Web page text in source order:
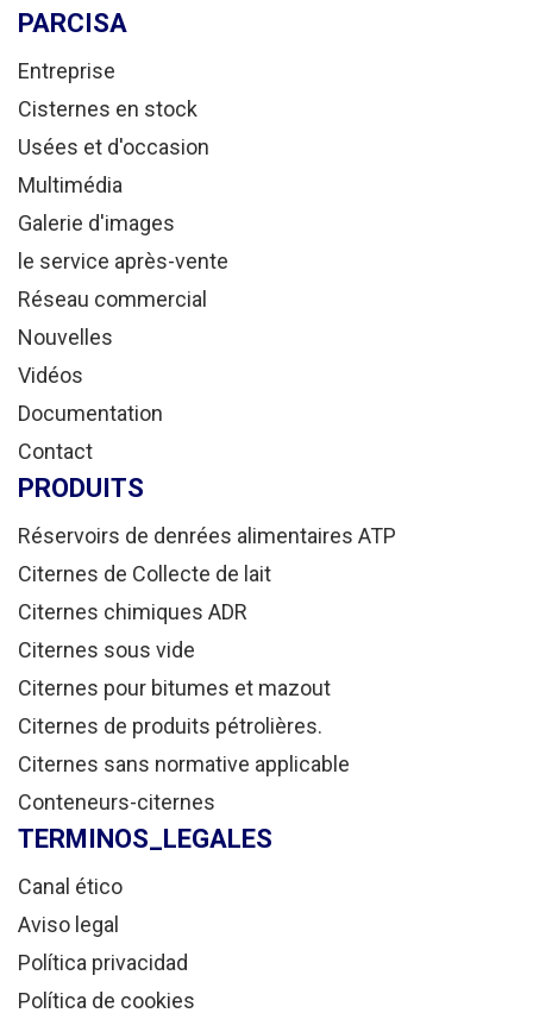
PARCISA
Entreprise
Cisternes en stock
Usées et d'occasion
Multimédia
Galerie d'images
le service après-vente
Réseau commercial
Nouvelles
Vidéos
Documentation
Contact
PRODUITS
Réservoirs de denrées alimentaires ATP
Citernes de Collecte de lait
Citernes chimiques ADR
Citernes sous vide
Citernes pour bitumes et mazout
Citernes de produits pétrolières.
Citernes sans normative applicable
Conteneurs-citernes
TERMINOS_LEGALES
Canal ético
Aviso legal
Política privacidad
Política de cookies